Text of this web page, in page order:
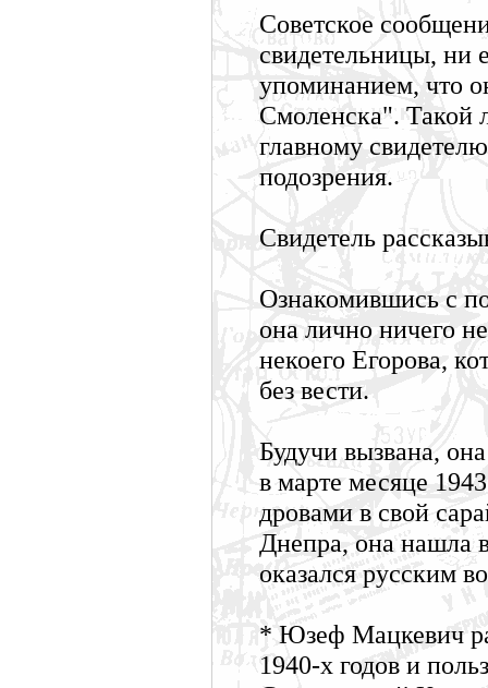
Советское
свидетельницы, ни
упоминанием, что
Смоленска". Такой
главному
подозрения.
Свидетель
Ознакомившись с
она лично ничего
некоего Егорова,
без вести.
Будучи вызвана,
в марте месяце
дровами в свой
Днепра, она нашла
оказался русским
* Юзеф Мацкевич
1940-х годов и